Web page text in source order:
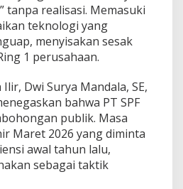
tanpa realisasi. Memasuki
teknologi yang
menyisakan sesak
1 perusahaan.
Dwi Surya Mandala, SE,
bahwa PT SPF
publik. Masa
Maret 2026 yang diminta
awal tahun lalu,
sebagai taktik